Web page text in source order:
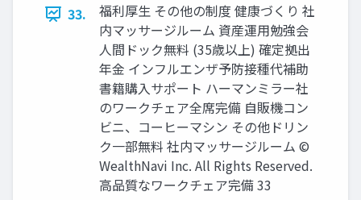
33.
福利厚⽣ その他の制度 健康づくり 社
内マッサージルーム 資産運⽤勉強会
⼈間ドック無料 (35歳以上) 確定拠出
年⾦ インフルエンザ予防接種代補助
書籍購⼊サポート ハーマンミラー社
のワークチェア全席完備 ⾃販機コン
ビニ、コーヒーマシン その他ドリン
ク⼀部無料 社内マッサージルーム ©
WealthNavi Inc. All Rights Reserved.
⾼品質なワークチェア完備 33